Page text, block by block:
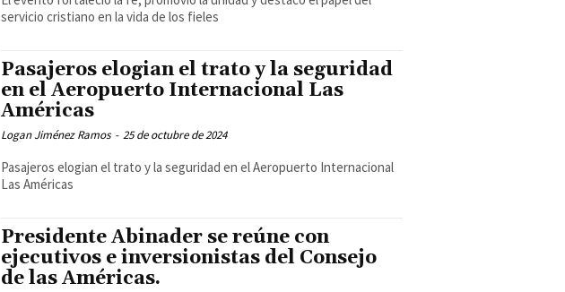
servicio cristiano en la vida de los fieles
Pasajeros elogian el trato y la seguridad
en el Aeropuerto Internacional Las
Américas
Logan Jiménez Ramos - 25 de octubre de 2024
Pasajeros elogian el trato y la seguridad en el Aeropuerto Internacional
Las Américas
Presidente Abinader se reúne con
ejecutivos e inversionistas del Consejo
de las Américas.